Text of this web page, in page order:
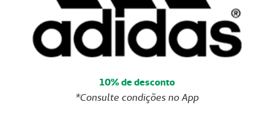
10% de desconto
*Consulte condições no App